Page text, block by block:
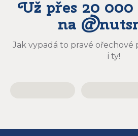
Už přes 20
na
Jak vypadá to pravé ořechové
i ty!